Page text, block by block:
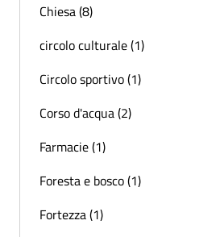
Chiesa (8)
circolo culturale (1)
Circolo sportivo (1)
Corso d'acqua (2)
Farmacie (1)
Foresta e bosco (1)
Fortezza (1)